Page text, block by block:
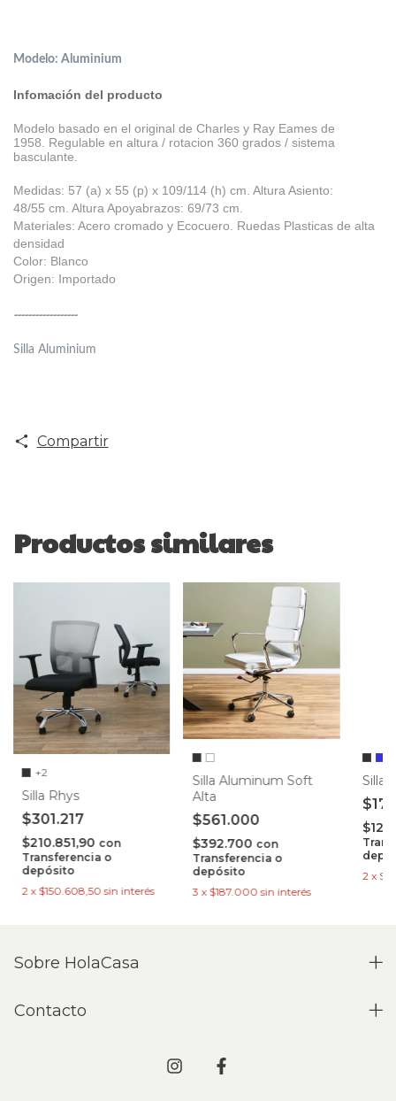
Modelo: Aluminium
Infomación del producto
Modelo basado en el original de Charles y Ray Eames de
1958. Regulable en altura / rotacion 360 grados / sistema
basculante.
Medidas: 57 (a) x 55 (p) x 109/114 (h) cm. Altura Asiento:
48/55 cm. Altura Apoyabrazos: 69/73 cm.
Materiales: Acero cromado y Ecocuero. Ruedas Plasticas de alta
densidad
Color: Blanco
Origen: Importado
------------------
Silla Aluminium
Compartir
Productos similares
+2
Silla Rhys
$301.217
$210.851,90 con
Transferencia o
depósito
2 x $150.608,50 sin interés
Silla Aluminum Soft
Alta
$561.000
$392.700 con
Transferencia o
depósito
3 x $187.000 sin interés
Silla
2 x
Sobre HolaCasa
Contacto